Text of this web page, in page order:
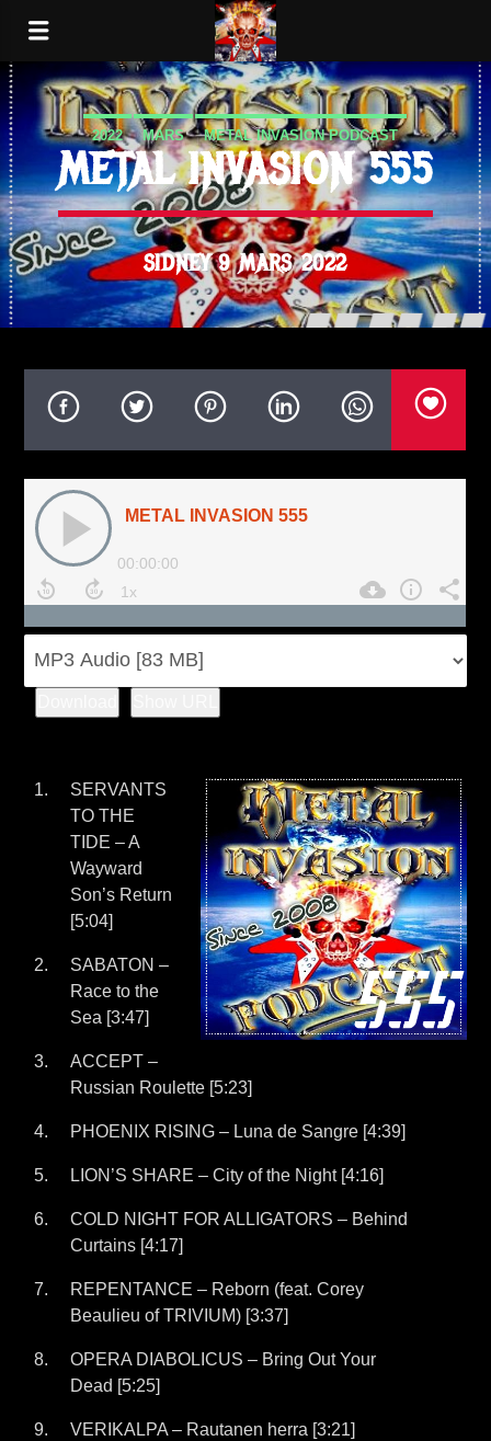
2022 MARS METAL INVASION PODCAST
METAL INVASION 555
SIDNEY 9 MARS 2022
SERVANTS
TO THE
TIDE – A
Wayward
Son’s Return
[5:04]
SABATON –
Race to the
Sea [3:47]
ACCEPT –
Russian Roulette [5:23]
PHOENIX RISING – Luna de Sangre [4:39]
LION’S SHARE – City of the Night [4:16]
COLD NIGHT FOR ALLIGATORS – Behind
Curtains [4:17]
REPENTANCE – Reborn (feat. Corey
Beaulieu of TRIVIUM) [3:37]
OPERA DIABOLICUS – Bring Out Your
Dead [5:25]
VERIKALPA – Rautanen herra [3:21]